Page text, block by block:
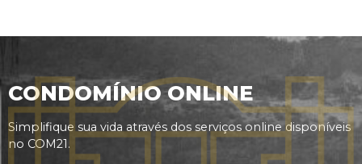
CONDOMÍNIO ONLINE
Simplifique sua vida através dos serviços online disponíveis
no COM21.